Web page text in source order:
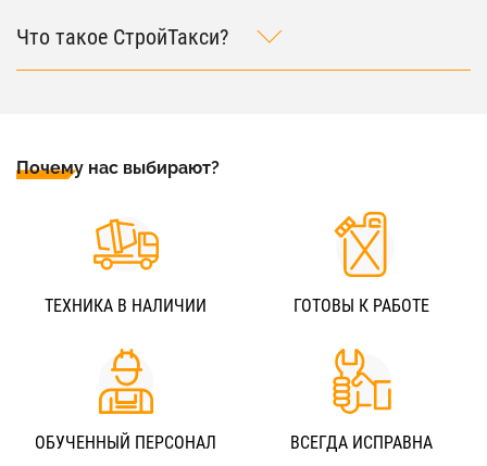
Что такое СтройТакси?
Почему нас выбирают?
ТЕХНИКА В НАЛИЧИИ ГОТОВЫ К РАБОТЕ
ОБУЧЕННЫЙ ПЕРСОНАЛ ВСЕГДА ИСПРАВНА